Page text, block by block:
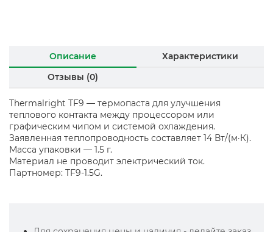
Описание
Характеристики
Отзывы (0)
Thermalright TF9 — термопаста для улучшения
теплового контакта между процессором или
графическим чипом и системой охлаждения.
Заявленная теплопроводность составляет 14 Вт/(м·К).
Масса упаковки — 1.5 г.
Материал не проводит электрический ток.
Партномер: TF9-1.5G.